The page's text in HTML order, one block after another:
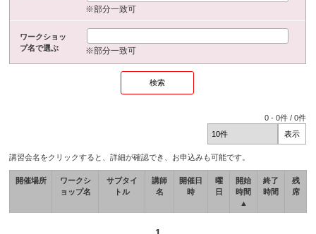
※部分一致可
ワークショッ
プ名で選ぶ
※部分一致可
0 -0件 /0件
講習会名をクリックすると、詳細が確認でき、お申込みも可能です。
開催場所
ワークシ
ョップ名
サブタイ
トル
講師
名
開催日
時
曜
日
開始
時間
▲
終了
時間
残
席